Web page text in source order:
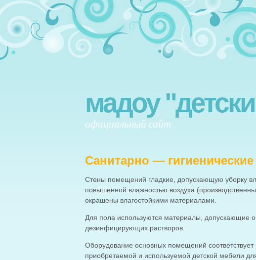
мадоу
официальный сайт
Санитарно —
Стены помещений гладкие, допускающую уборку
повышенной влажностью воздуха
окрашены влагостойкими материалами.
Для пола используются материалы, допускающие
дезинфицирующих растворов.
Оборудование основных помещений
приобретаемой и используемой детской мебели